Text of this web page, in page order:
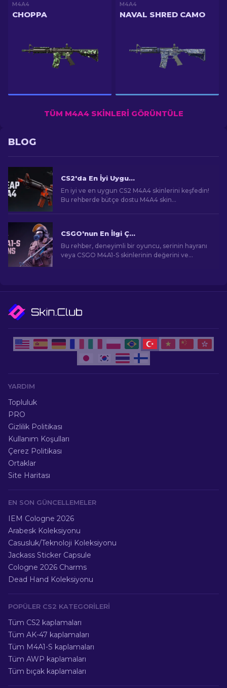
M4A4
CHOPPA
M4A4
NAVAL SHRED CAMO
TÜM M4A4 SKINLERI GÖRÜNTÜLE
BLOG
CS2'da En İyi Uygun Fiyatlı M4A4 Skinleri [2026]
En iyi ve en uygun CS2 M4A4 skinlerini keşfedin!
Bu rehberde bütçe dostu M4A4 skin
CSGO'nun En İlgi Çekici M4A1-S Skinleri
Bu rehber, deneyimli bir oyuncu, serinin hayranı
veya CSGO M4A1-S skinlerinin değerini ve
götürecektir.
YARDIM
Topluluk
PRO
Gizlilik Politikası
Kullanım Koşulları
Çerez Politikası
Ortaklar
Site Haritası
EN SON GÜNCELLEMELER
IEM Cologne 2026
Arabesk Koleksiyonu
Casusluk/Teknoloji Koleksiyonu
Jackass Sticker Capsule
Cologne 2026 Charms
Dead Hand Koleksiyonu
POPÜLER CS2 KATEGORILERI
Tüm CS2 kaplamaları
Tüm AK-47 kaplamaları
Tüm M4A1-S kaplamaları
Tüm AWP kaplamaları
Tüm bıçak kaplamaları